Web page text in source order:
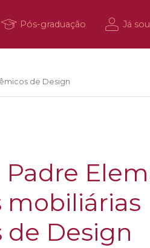
Pós-graduação Já
de Design
mobiliárias
de Design